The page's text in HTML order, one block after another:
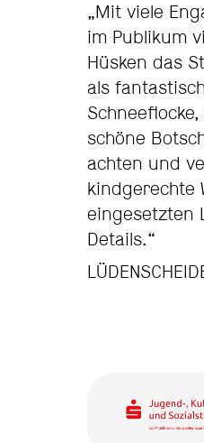
„Mit viele
im Publikum
Hüsken das
als
schöne
achten und
kindgerechte
eingesetzten
Details.“